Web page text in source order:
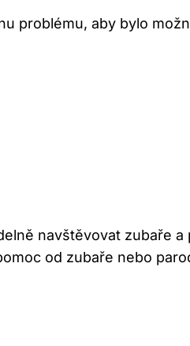
problému, aby bylo
navštěvovat zubaře
od zubaře nebo